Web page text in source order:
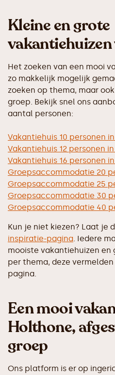
Kleine en grote
Het zoeken van een mooi
zo makkelijk mogelijk
zoeken op thema, maar
groep. Bekijk snel ons
aantal personen:
Vakantiehuis 10 personen
Vakantiehuis 12 personen
Vakantiehuis 16 personen
Groepsaccommodatie 20
Groepsaccommodatie 25
Groepsaccommodatie 30
Groepsaccommodatie 40
Kun je niet kiezen? Laat je
inspiratie-pagina. Iedere
mooiste vakantiehuizen
per thema, deze
pagina.
Een mooi
Holthone,
groep
Ons platform is er op